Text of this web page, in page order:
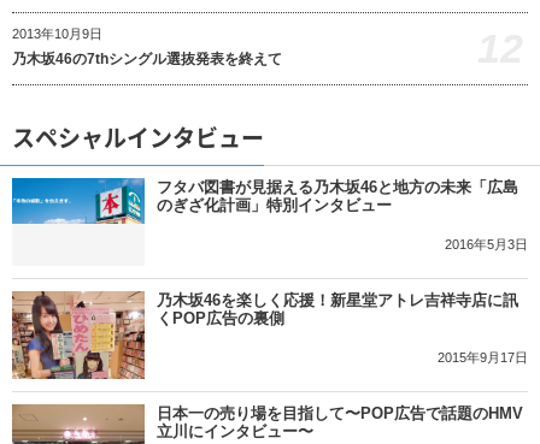
2013年10月9日
乃木坂46の7thシングル選抜発表を終えて
スペシャルインタビュー
フタバ図書が見据える乃木坂46と地方の未来「広島
のぎざ化計画」特別インタビュー
2016年5月3日
乃木坂46を楽しく応援！新星堂アトレ吉祥寺店に訊
くPOP広告の裏側
2015年9月17日
日本一の売り場を目指して〜POP広告で話題のHMV
立川にインタビュー〜